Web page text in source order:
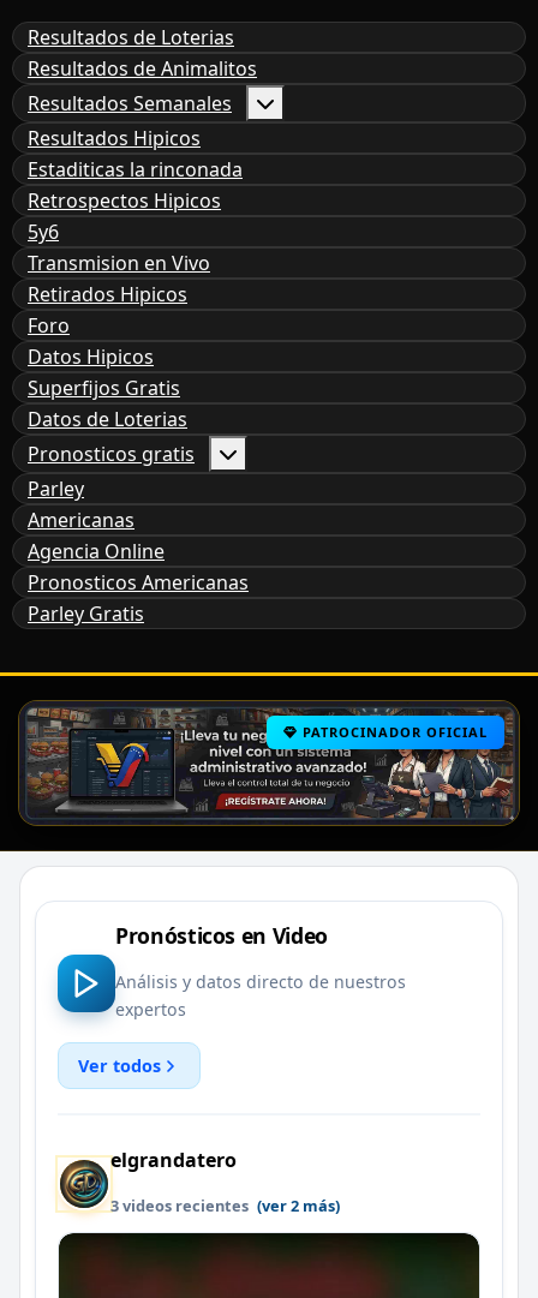
Resultados de Loterias
Resultados de Animalitos
Resultados Semanales
Resultados Hipicos
Estaditicas la rinconada
Retrospectos Hipicos
5y6
Transmision en Vivo
Retirados Hipicos
Foro
Datos Hipicos
Superfijos Gratis
Datos de Loterias
Pronosticos gratis
Parley
Americanas
Agencia Online
Pronosticos Americanas
Parley Gratis
PATROCINADOR OFICIAL
Pronósticos en Video
Análisis y datos directo de nuestros
expertos
Ver todos
elgrandatero
3 videos recientes (ver 2 más)